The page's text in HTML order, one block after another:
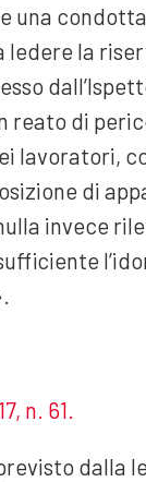
una
ledere la
di
lavoratori,
di
invece
n. 61.
dalla